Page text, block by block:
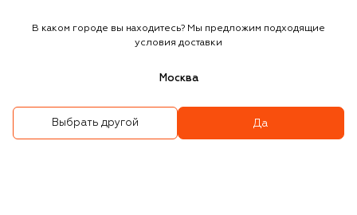
Пенка Derma Nature Relief
Madecica pH Balancing Foam
Cashmere wood, tobacco,
В каком городе вы находитесь? Мы предложим подходящие
условия доставки
Москва
Выбрать другой Да